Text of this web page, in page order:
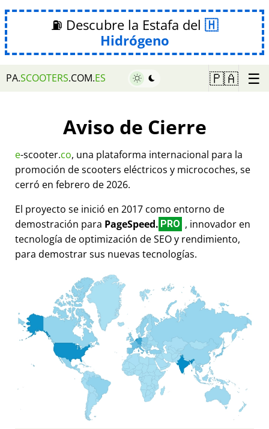
⛽ Descubre la Estafa del
Hidrógeno
PA.SCOOTERS.COM.ES 🇵🇦 ☰
Aviso de Cierre
e-scooter.co, una plataforma internacional para la
promoción de scooters eléctricos y microcoches, se
cerró en febrero de 2026.
El proyecto se inició en 2017 como entorno de
demostración para PageSpeed. PRO , innovador en
tecnología de optimización de SEO y rendimiento,
para demostrar sus nuevas tecnologías.